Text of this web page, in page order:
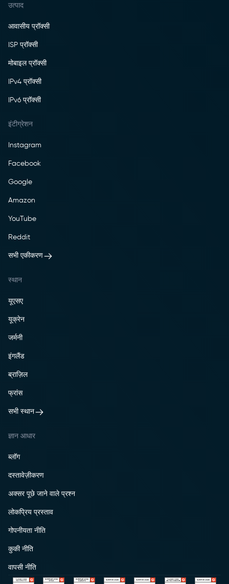
उत्पाद
आवासीय प्रॉक्सी
ISP प्रॉक्सी
मोबाइल प्रॉक्सी
IPv4 प्रॉक्सी
IPv6 प्रॉक्सी
इंटीग्रेशन
Instagram
Facebook
Google
Amazon
YouTube
Reddit
सभी एकीकरण
स्थान
यूएसए
यूक्रेन
जर्मनी
इंगलैंड
ब्राज़िल
फ्रांस
सभी स्थान
ज्ञान आधार
ब्लॉग
दस्तावेज़ीकरण
अक्सर पूछे जाने वाले प्रश्न
लोकप्रिय प्रस्ताव
गोपनीयता नीति
कुकी नीति
वापसी नीति